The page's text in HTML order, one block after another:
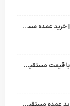
قیمت پتوهای گل برجسته ایرانی چیکا | خرید عمده مستقیم با سود بالا
پتو گلبافت دونفره جدید | خرید عمده با قیمت مستقیم و طرح‌های پرفروش بازار